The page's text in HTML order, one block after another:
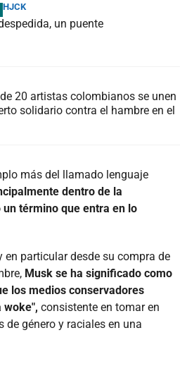
HJCK
un puente
20 artistas colombianos se unen
solidario contra el hambre en el
más del llamado lenguaje
dentro de la
término que entra en lo
en particular desde su compra de
Musk se ha significado como
los medios conservadores
woke", consistente en tomar en
género y raciales en una